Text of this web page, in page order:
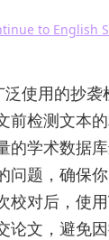
to English
使用的抄袭
前检测文本
的学术数据
问题，确保
校对后，使
论文，避免